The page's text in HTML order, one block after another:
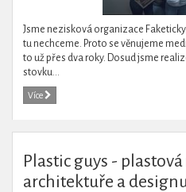
Jsme nezisková organizace
tu nechceme. Proto se věnujeme
to už přes dva roky. Dosud jsme
stovku...
Více
Plastic guys -
architektuře a